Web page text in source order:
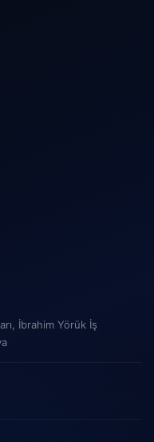
İbrahim Yörük İş